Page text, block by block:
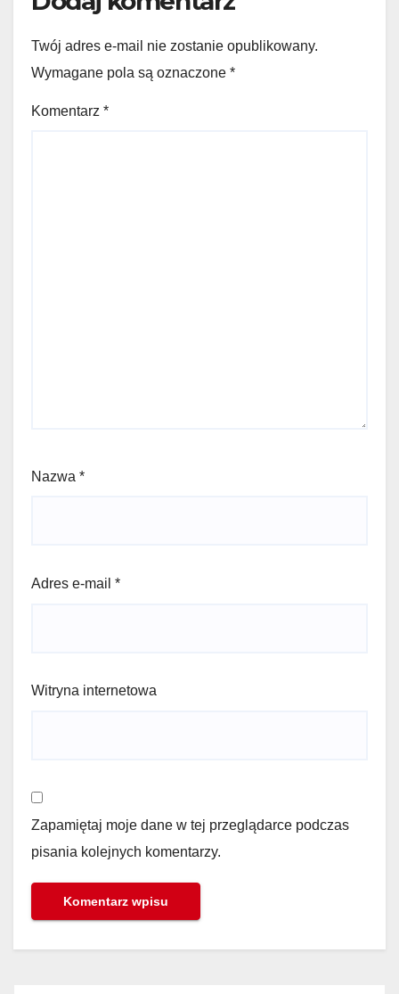
Twój adres e-mail nie zostanie opublikowany.
Wymagane pola są oznaczone *
Komentarz *
Nazwa *
Adres e-mail *
Witryna internetowa
Zapamiętaj moje dane w tej przeglądarce podczas
pisania kolejnych komentarzy.